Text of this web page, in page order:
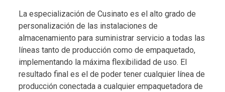
La especialización de Cusinato es el alto grado de
personalización de las instalaciones de
almacenamiento para suministrar servicio a todas las
líneas tanto de producción como de empaquetado,
implementando la máxima flexibilidad de uso. El
resultado final es el de poder tener cualquier línea de
producción conectada a cualquier empaquetadora de